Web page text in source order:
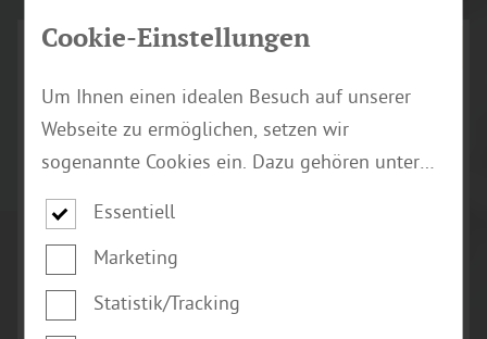
Holz Welt
Cookie-Einstellungen
Um Ihnen einen idealen Besuch auf unserer
Webseite zu ermöglichen, setzen wir
sogenannte Cookies ein. Dazu gehören unter
anderem Cookies, die für die Steuerung und
den reibungslosen Betrieb unserer
kommerziellen Unternehmensseite notwendig
sind. Zusätzlich verwenden wir Cookies zur
anonymen Erhebung von Statistiken sowie
Essentiell
Marketing
Statistik/Tracking